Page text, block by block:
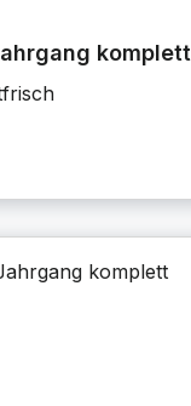
komplett